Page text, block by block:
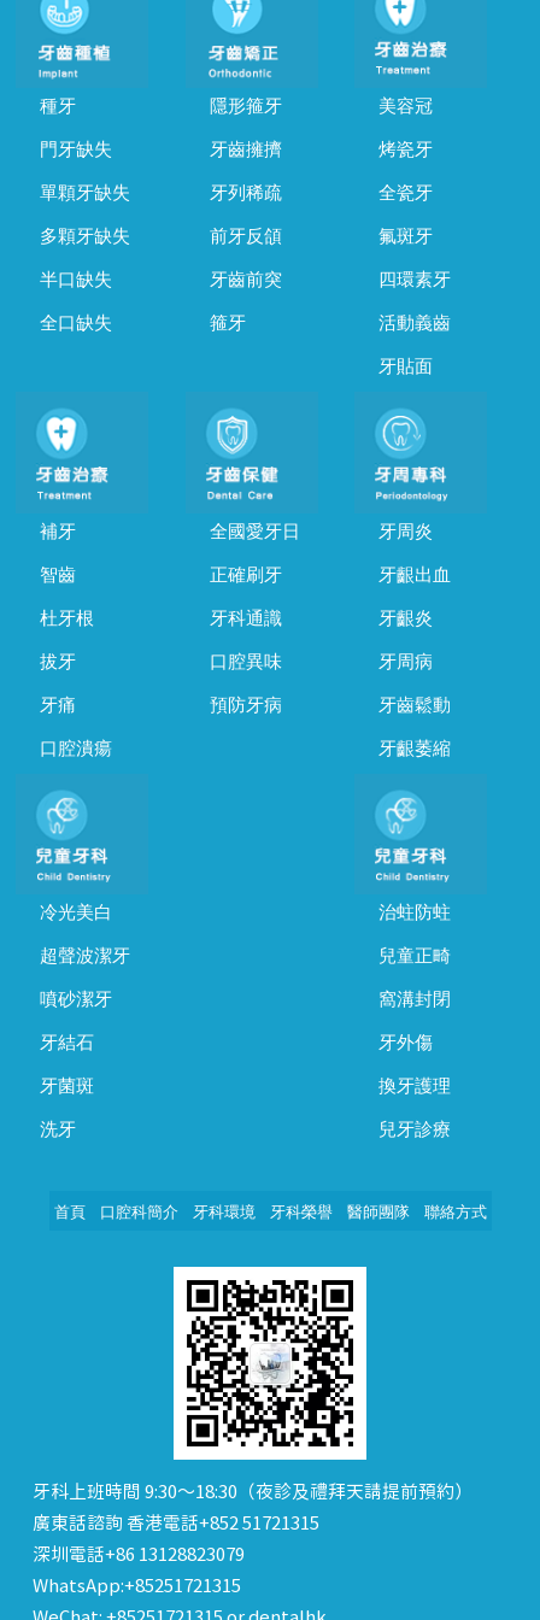
種牙
門牙缺失
單顆牙缺失
多顆牙缺失
半口缺失
全口缺失
隱形箍牙
牙齒擁擠
牙列稀疏
前牙反頜
牙齒前突
箍牙
美容冠
烤瓷牙
全瓷牙
氟斑牙
四環素牙
活動義齒
牙貼面
補牙
智齒
杜牙根
拔牙
牙痛
口腔潰瘍
全國愛牙日
正確刷牙
牙科通識
口腔異味
預防牙病
牙周炎
牙齦出血
牙齦炎
牙周病
牙齒鬆動
牙齦萎縮
冷光美白
超聲波潔牙
噴砂潔牙
牙結石
牙菌斑
洗牙
治蛀防蛀
兒童正畸
窩溝封閉
牙外傷
換牙護理
兒牙診療
首頁 口腔科簡介 牙科環境 牙科榮譽 醫師團隊 聯絡方式
牙科上班時間 9:30～18:30（夜診及禮拜天請提前預約）
廣東話諮詢 香港電話+852 51721315
深圳電話+86 13128823079
WhatsApp:+85251721315